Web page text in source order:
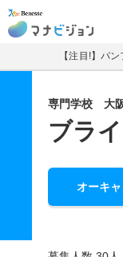
マナ
【注目!】パ
専門学校 大
ブラ
オーキ